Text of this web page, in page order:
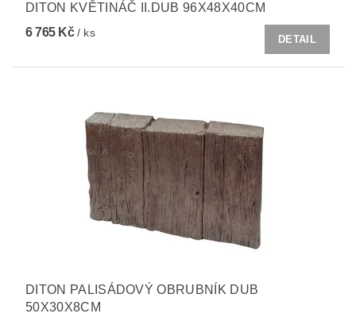
DITON KVĚTINÁČ II.DUB 96X48X40CM
6 765 Kč/ ks
DETAIL
DITON PALISÁDOVÝ OBRUBNÍK DUB
50X30X8CM